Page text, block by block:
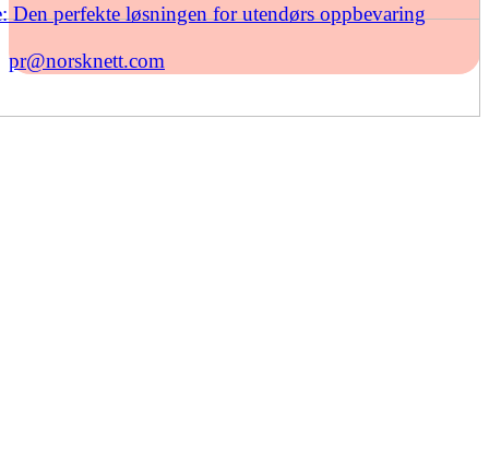
Den perfekte løsningen for utendørs oppbevaring
pr@norsknett.com